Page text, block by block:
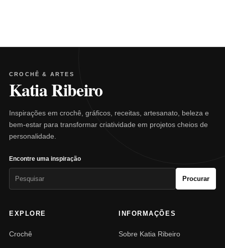
CROCHÊ & ARTES
Katia Ribeiro
Inspirações em crochê, gráficos, receitas, artesanato, beleza e
bem-estar para transformar criatividade em projetos cheios de
personalidade.
Encontre uma inspiração
Procurar
EXPLORE
Crochê
INFORMAÇÕES
Sobre Katia Ribeiro